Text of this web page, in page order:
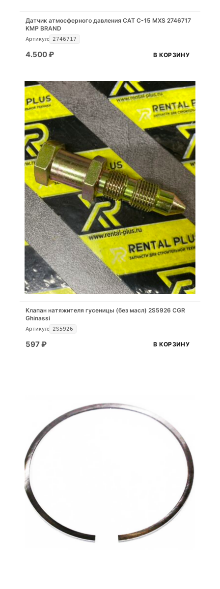
Датчик атмосферного давления CAT C-15 MXS 2746717
KMP BRAND
Артикул: 2746717
4.500₽ В КОРЗИНУ
Клапан натяжителя гусеницы (без масл) 2S5926 CGR
Ghinassi
Артикул: 2S5926
597₽ В КОРЗИНУ